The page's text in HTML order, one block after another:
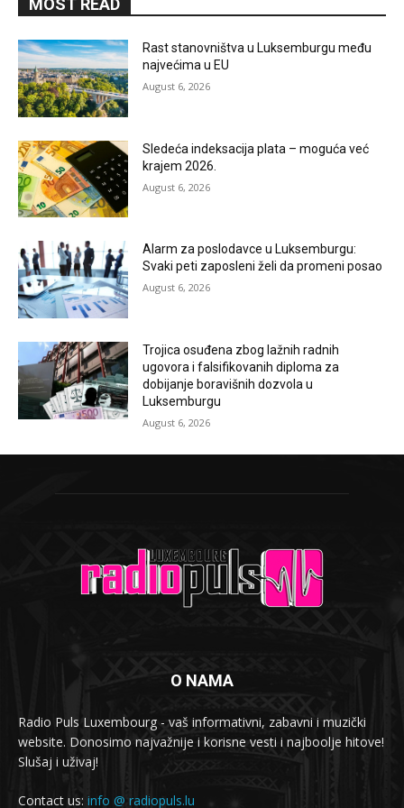
MOST READ
Rast stanovništva u Luksemburgu među
najvećima u EU
August 6, 2026
Sledeća indeksacija plata – moguća već
krajem 2026.
August 6, 2026
Alarm za poslodavce u Luksemburgu:
Svaki peti zaposleni želi da promeni posao
August 6, 2026
Trojica osuđena zbog lažnih radnih
ugovora i falsifikovanih diploma za
dobijanje boravišnih dozvola u
Luksemburgu
August 6, 2026
O NAMA
Radio Puls Luxembourg - vaš informativni, zabavni i muzički
website. Donosimo najvažnije i korisne vesti i najboolje hitove!
Slušaj i uživaj!
Contact us: info @ radiopuls.lu